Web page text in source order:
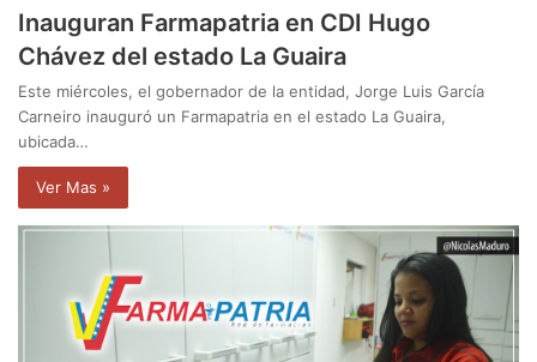
Inauguran Farmapatria en CDI Hugo
Chávez del estado La Guaira
Este miércoles, el gobernador de la entidad, Jorge Luis García
Carneiro inauguró un Farmapatria en el estado La Guaira,
ubicada…
Ver Mas »